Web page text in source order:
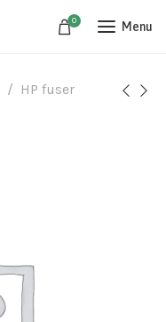
0 Menu
HP fuser